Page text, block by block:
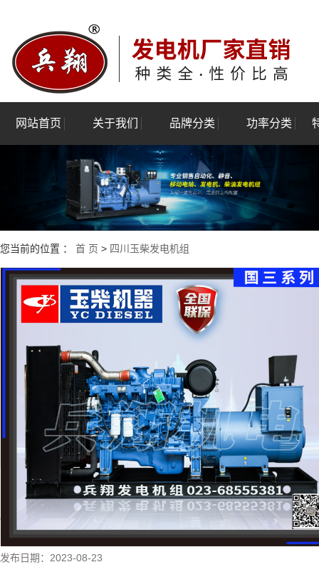
网站首页 关于我们
公司简介
资质荣誉
验厂报告
品牌分类
四川玉柴发电机组
四川潍柴发电机组
四川康明斯发电机组
四川上海乾能发电机组
四川上海菱重发电机组
四川威曼系列
四川济柴发电机组
四川通柴帕欧发电机组
四川道依茨发电机组
四川韩国大宇发电机组
四川沃尔沃发电机组
四川珀金斯发电机组
功率分类
四川3kw-100kw
四川120kw-500kw
四川550kw-
您当前的位置 ： 首 页 > 四川玉柴发电机组
四川600KW玉柴发电机组
所属分类：
四川玉柴发电机组
浏览次数：2653次
发布日期： 2023-08-23